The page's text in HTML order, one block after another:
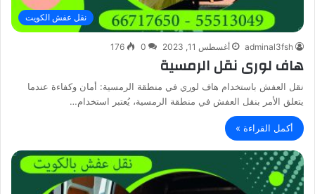
نقل عفش الكويت
adminal3fsh أغسطس 11, 2023 0
176
هاف لورى نقل الرمسية
نقل العفش باستخدام هاف لوري في منطقة الرمسية: أمان وكفاءة عندما
يتعلق الأمر بنقل العفش في منطقة الرمسية، يُعتبر استخدام…
أكمل القراءة »